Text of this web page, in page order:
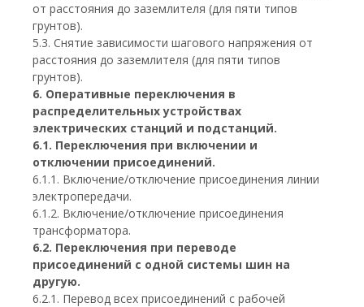
от расстояния до заземлителя (для пяти типов
грунтов).
5.3. Снятие зависимости шагового напряжения от
расстояния до заземлителя (для пяти типов
грунтов).
6. Оперативные переключения в
распределительных устройствах
электрических станций и подстанций.
6.1. Переключения при включении и
отключении присоединений.
6.1.1. Включение/отключение присоединения линии
электропередачи.
6.1.2. Включение/отключение присоединения
трансформатора.
6.2. Переключения при переводе
присоединений с одной системы шин на
другую.
6.2.1. Перевод всех присоединений с рабочей